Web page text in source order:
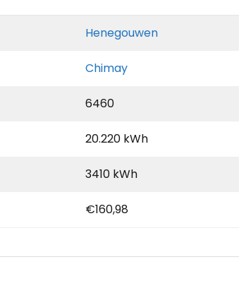
Henegouwen
Chimay
6460
20.220 kWh
3410 kWh
€160,98